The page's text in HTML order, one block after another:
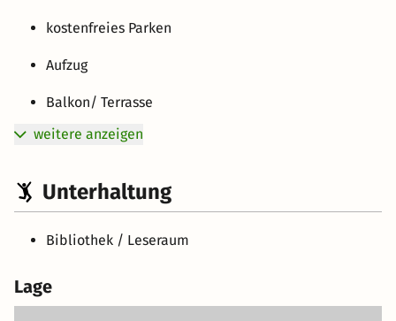
kostenfreies Parken
Aufzug
Balkon/ Terrasse
weitere anzeigen
Unterhaltung
Bibliothek / Leseraum
Lage